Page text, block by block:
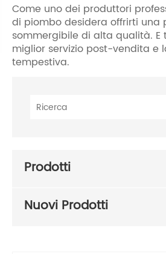
Come uno dei produttori
di piombo desidera offrirti una
sommergibile di alta qualità. E
miglior servizio post-vendita e
tempestiva.
Prodotti
Nuovi Prodotti